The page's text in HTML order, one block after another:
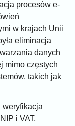
procesów e-
w krajach Unii
eliminacja
danych
mimo częstych
takich jak
weryfikacja
i VAT,